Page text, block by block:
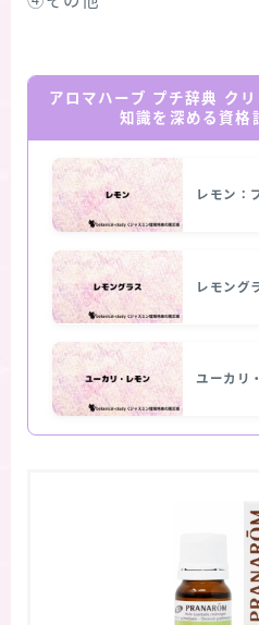
アロマハーブ プチ辞典 ク
知識を深める資格
レモン：
レモング
ユーカリ